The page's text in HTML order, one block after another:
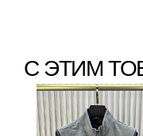
С ЭТИМ